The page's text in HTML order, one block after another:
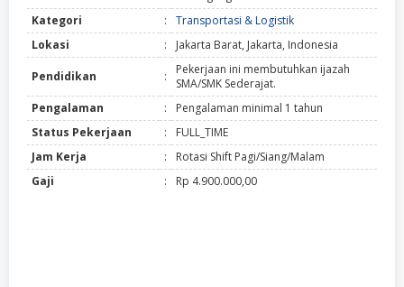
Kategori
:
Transportasi & Logistik
Lokasi
: Jakarta Barat, Jakarta, Indonesia
Pendidikan :
Pekerjaan ini membutuhkan ijazah
SMA/SMK Sederajat.
Pengalaman
:
Pengalaman minimal 1 tahun
Status Pekerjaan
:
FULL_TIME
Jam Kerja
:
Rotasi Shift Pagi/Siang/Malam
Gaji
: Rp 4.900.000,00